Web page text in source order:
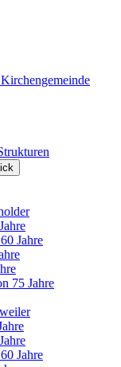
Jahre
75 Jahre
Jahre